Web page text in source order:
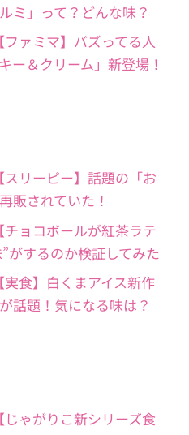
ミ」って？どんな味？
ァミマ】バズってる人
ー＆クリーム」新登場！
リーピー】話題の「お
販されていた！
ョコボールが紅茶ラテ
がするのか検証してみた
食】白くまアイス新作
話題！気になる味は？
ゃがりこ新シリーズ食